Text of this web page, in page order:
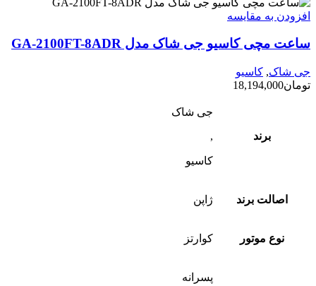
افزودن به مقایسه
ساعت مچی کاسیو جی شاک مدل GA-2100FT-8ADR
جی شاک, کاسیو
تومان18,194,000
برند
جی شاک
,
کاسیو
اصالت برند ژاپن
نوع موتور کوارتز
پسرانه